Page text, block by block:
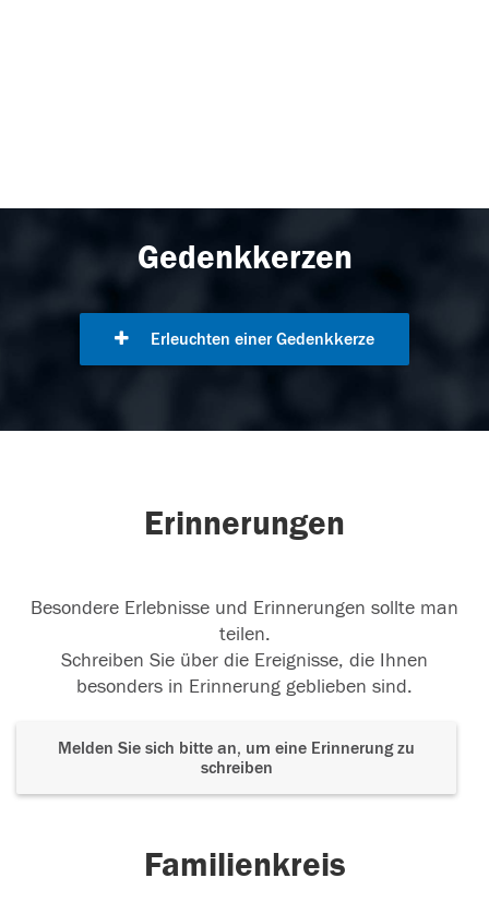
Gedenkkerzen
Erleuchten einer Gedenkkerze
Erinnerungen
Besondere Erlebnisse und Erinnerungen sollte man
teilen.
Schreiben Sie über die Ereignisse, die Ihnen
besonders in Erinnerung geblieben sind.
Melden Sie sich bitte an, um eine Erinnerung zu
schreiben
Familienkreis